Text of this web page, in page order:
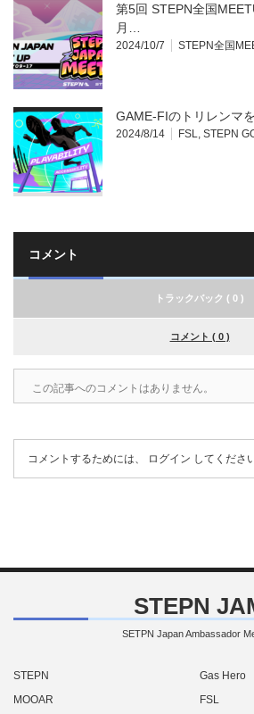
第5回 STEPN全国
月…
2024/10/7 STEPN全国
GAME-FIのトリレンマ
2024/8/14 FSL, STEPN
コメント
トラックバック ( 0 )
コメント ( 0 )
この記事へのコメントはありません。
コメントするためには、 ログイン してくださ
STEPN
SETPN Japan Ambassador
STEPN
Gas Hero
MOOAR
FSL